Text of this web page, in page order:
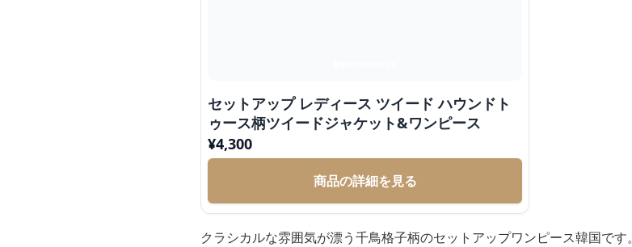
セットアップ レディース ツイード ハウンドト
ゥース柄ツイードジャケット&ワンピース
¥4,300
商品の詳細を見る
クラシカルな雰囲気が漂う千鳥格子柄のセットアップワンピース韓国です。